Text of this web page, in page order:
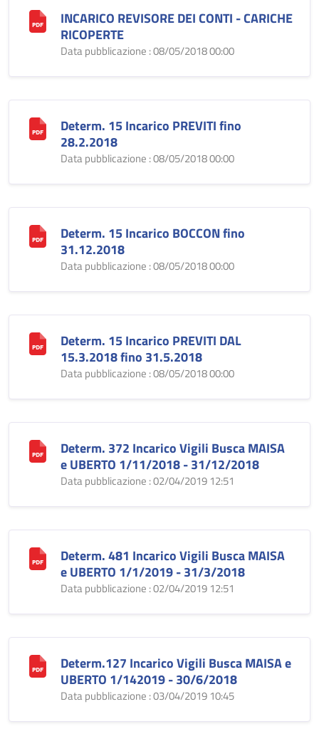
INCARICO REVISORE DEI CONTI - CARICHE
RICOPERTE
Data pubblicazione : 08/05/2018 00:00
Determ. 15 Incarico PREVITI fino
28.2.2018
Data pubblicazione : 08/05/2018 00:00
Determ. 15 Incarico BOCCON fino
31.12.2018
Data pubblicazione : 08/05/2018 00:00
Determ. 15 Incarico PREVITI DAL
15.3.2018 fino 31.5.2018
Data pubblicazione : 08/05/2018 00:00
Determ. 372 Incarico Vigili Busca MAISA
e UBERTO 1/11/2018 - 31/12/2018
Data pubblicazione : 02/04/2019 12:51
Determ. 481 Incarico Vigili Busca MAISA
e UBERTO 1/1/2019 - 31/3/2018
Data pubblicazione : 02/04/2019 12:51
Determ.127 Incarico Vigili Busca MAISA e
UBERTO 1/142019 - 30/6/2018
Data pubblicazione : 03/04/2019 10:45